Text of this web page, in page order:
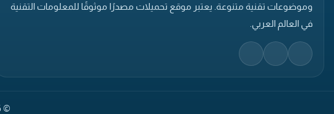
وموضوعات تقنية متنوعة. يعتبر موقع تحميلات مصدرًا موثوقًا للمعلومات التقنية
في العالم العربي.
© 2026